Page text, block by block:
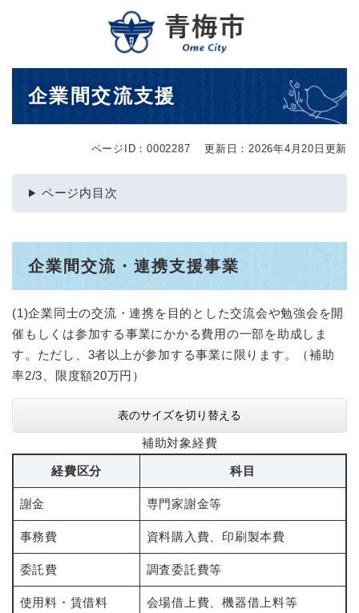
メニューを飛ばして本文へ
企業間交流支援
ページID：0002287 更新日：2026年4月20日更新
ページ内目次
企業間交流・連携支援事業
(1)企業同士の交流・連携を目的とした交流会や勉強会を開
催もしくは参加する事業にかかる費用の一部を助成しま
す。ただし、3者以上が参加する事業に限ります。（補助
率2/3、限度額20万円）
表のサイズを切り替える
補助対象経費
経費区分 科目
謝金 専門家謝金等
事務費 資料購入費、印刷製本費
委託費 調査委託費等
使用料・賃借料 会場借上費、機器借上料等